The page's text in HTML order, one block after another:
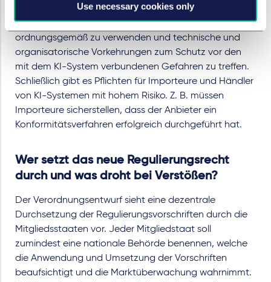
Use necessary cookies only
hierfür ist eine Bank, die ein solches KI-System erwirbt.
Den Nutzer trifft dann die Pflicht, das KI-System
ordnungsgemäß zu verwenden und technische und
organisatorische Vorkehrungen zum Schutz vor den
mit dem KI-System verbundenen Gefahren zu treffen.
Schließlich gibt es Pflichten für Importeure und Händler
von KI-Systemen mit hohem Risiko. Z. B. müssen
Importeure sicherstellen, dass der Anbieter ein
Konformitätsverfahren erfolgreich durchgeführt hat.
Wer setzt das neue Regulierungsrecht
durch und was droht bei Verstößen?
Der Verordnungsentwurf sieht eine dezentrale
Durchsetzung der Regulierungsvorschriften durch die
Mitgliedsstaaten vor. Jeder Mitgliedstaat soll
zumindest eine nationale Behörde benennen, welche
die Anwendung und Umsetzung der Vorschriften
beaufsichtigt und die Marktüberwachung wahrnimmt.